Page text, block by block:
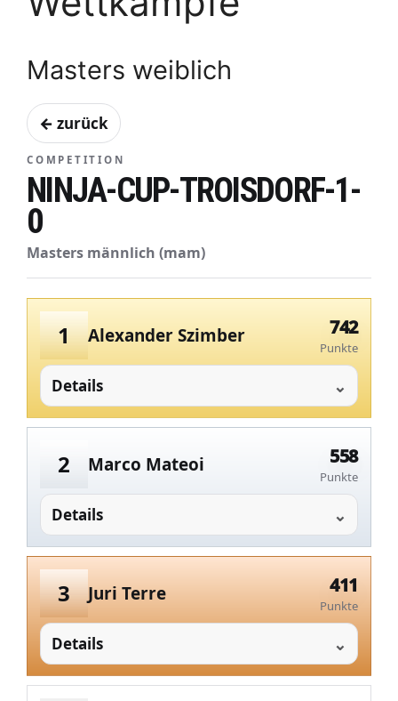
Masters weiblich
← zurück
COMPETITION
NINJA-CUP-TROISDORF-1-
0
Masters männlich (mam)
1 Alexander Szimber 742
Punkte
Details
2 Marco Mateoi 558
Punkte
Details
3 Juri Terre 411
Punkte
Details